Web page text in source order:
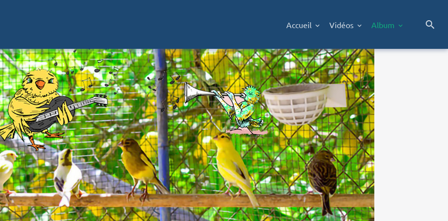
Accueil Vidéos Album